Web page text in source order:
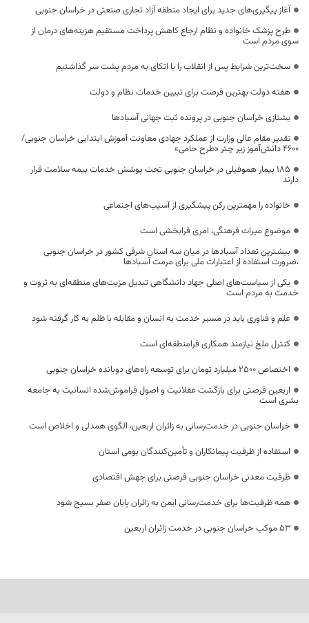
آغاز پیگیری‌های جدید برای ایجاد منطقه آزاد تجاری صنعتی در خراسان جنوبی
طرح پزشک خانواده و نظام ارجاع کاهش پرداخت مستقیم هزینه‌های درمان از
سوی مردم است
سخت‌ترین شرایط پس از انقلاب را با اتکای به مردم پشت سر گذاشتیم
هفته دولت بهترین فرصت برای تبیین خدمات نظام و دولت
یشتازی خراسان جنوبی در پرونده ثبت جهانی آسبادها
تقدیر مقام عالی وزارت از عملکرد جهادی معاونت آموزش ابتدایی خراسان جنوبی/
۴۶۰۰ دانش‌آموز زیر چتر «طرح حامی»
۱۸۵ بیمار هموفیلی در خراسان جنوبی تحت پوشش خدمات بیمه سلامت قرار
دارند
خانواده را مهمترین رکن پیشگیری از آسیب‌های اجتماعی
موضوع میراث فرهنگی، امری فرابخشی است
بیشترین تعداد آسبادها در میان سه استان شرقی کشور در خراسان جنوبی
،ضرورت استفاده از اعتبارات ملی برای مرمت آسبادها
یکی از سیاست‌های اصلی جهاد دانشگاهی تبدیل مزیت‌های منطقه‌ای به ثروت و
خدمت به مردم است
علم و فناوری باید در مسیر خدمت به انسان و مقابله با ظلم به کار گرفته شود
کنترل ملخ نیازمند همکاری فرامنطقه‌ای است
اختصاص 2500 میلیارد تومان برای توسعه راه‌های دوبانده خراسان جنوبی
اربعین فرصتی برای بازگشت عقلانیت و اصول فراموش‌شده انسانیت به جامعه
بشری است
خراسان جنوبی در خدمت‌رسانی به زائران اربعین، الگوی همدلی و اخلاص است
استفاده از ظرفیت پیمانکاران و تأمین‌کنندگان بومی استان
ظرفیت معدنی خراسان جنوبی فرصتی برای جهش اقتصادی
همه ظرفیت‌ها برای خدمت‌رسانی ایمن به زائران پایان صفر بسیج شود
53 موکب خراسان جنوبی در خدمت زائران اربعین